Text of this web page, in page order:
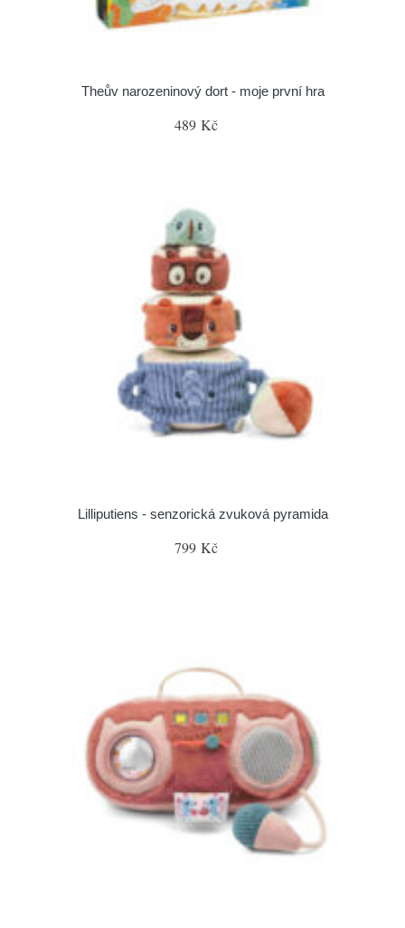
Theův narozeninový dort - moje první hra
489 Kč
Lilliputiens - senzorická zvuková pyramida
799 Kč